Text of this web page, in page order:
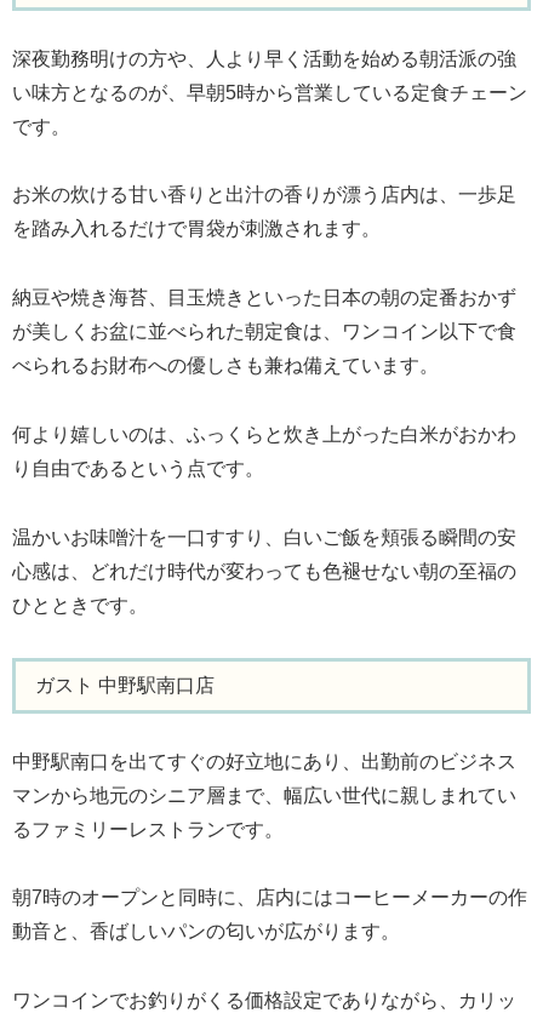
深夜勤務明けの方や、人より早く活動を始める朝活派の強
い味方となるのが、早朝5時から営業している定食チェーン
です。
お米の炊ける甘い香りと出汁の香りが漂う店内は、一歩足
を踏み入れるだけで胃袋が刺激されます。
納豆や焼き海苔、目玉焼きといった日本の朝の定番おかず
が美しくお盆に並べられた朝定食は、ワンコイン以下で食
べられるお財布への優しさも兼ね備えています。
何より嬉しいのは、ふっくらと炊き上がった白米がおかわ
り自由であるという点です。
温かいお味噌汁を一口すすり、白いご飯を頬張る瞬間の安
心感は、どれだけ時代が変わっても色褪せない朝の至福の
ひとときです。
ガスト 中野駅南口店
中野駅南口を出てすぐの好立地にあり、出勤前のビジネス
マンから地元のシニア層まで、幅広い世代に親しまれてい
るファミリーレストランです。
朝7時のオープンと同時に、店内にはコーヒーメーカーの作
動音と、香ばしいパンの匂いが広がります。
ワンコインでお釣りがくる価格設定でありながら、カリッ